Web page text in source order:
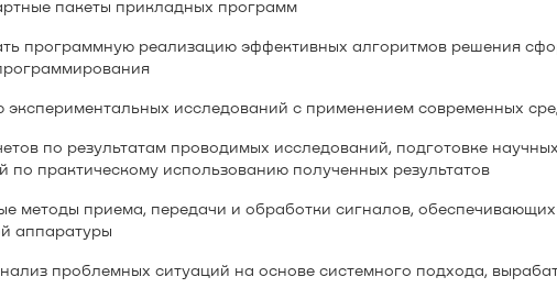
пакеты прикладных программ
программную реализацию эффективных алгоритмов решения
исследований с применением современных
по результатам проводимых исследований, подготовке
по практическому использованию полученных результатов
методы приема, передачи и обработки сигналов, обеспечивающих
аппаратуры
проблемных ситуаций на основе системного подхода,